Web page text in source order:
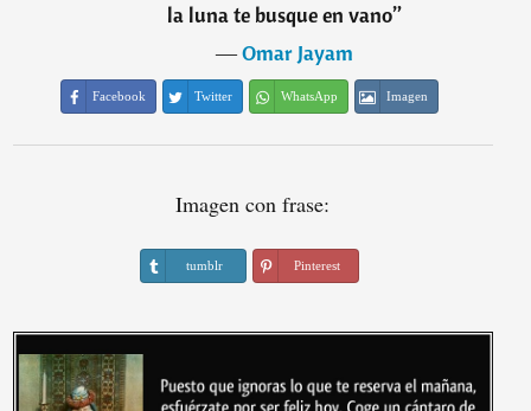
la luna te busque en vano”
―Omar Jayam
Facebook Twitter WhatsApp Imagen
Imagen con frase:
tumblr Pinterest